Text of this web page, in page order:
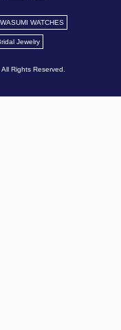
WATCHES
Jewelry
Rights Reserved.